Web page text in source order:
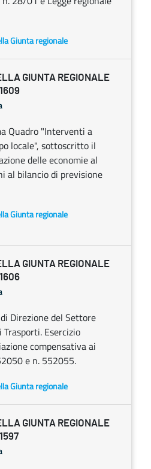
Giunta regionale
GIUNTA REGIONALE
Quadro "Interventi a
locale", sottoscritto il
delle economie al
al bilancio di previsione
Giunta regionale
GIUNTA REGIONALE
Direzione del Settore
Esercizio
compensativa ai
e n. 552055.
Giunta regionale
GIUNTA REGIONALE